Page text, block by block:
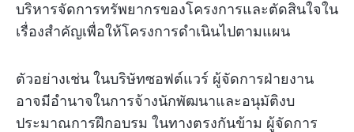
บริหารจัดการทรัพยากรของโครงการและตัดสินใจใน
เรื่องสำคัญเพื่อให้โครงการดำเนินไปตามแผน
ตัวอย่างเช่น ในบริษัทซอฟต์แวร์ ผู้จัดการฝ่ายงาน
อาจมีอำนาจในการจ้างนักพัฒนาและอนุมัติงบ
ประมาณการฝึกอบรม ในทางตรงกันข้าม ผู้จัดการ